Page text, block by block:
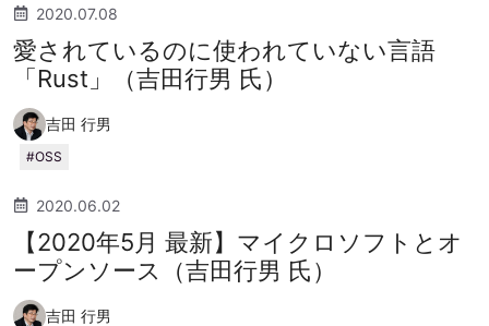
2020.07.08
愛されているのに使われていない言語
「Rust」（吉田行男 氏）
吉田 行男
OSS
2020.06.02
【2020年5月 最新】マイクロソフトとオ
ープンソース（吉田行男 氏）
吉田 行男